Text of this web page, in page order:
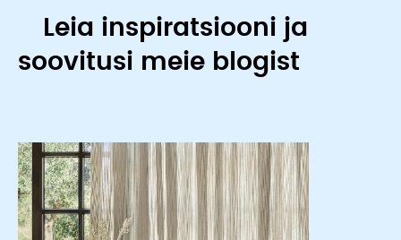
Leia inspiratsiooni ja
soovitusi meie blogist